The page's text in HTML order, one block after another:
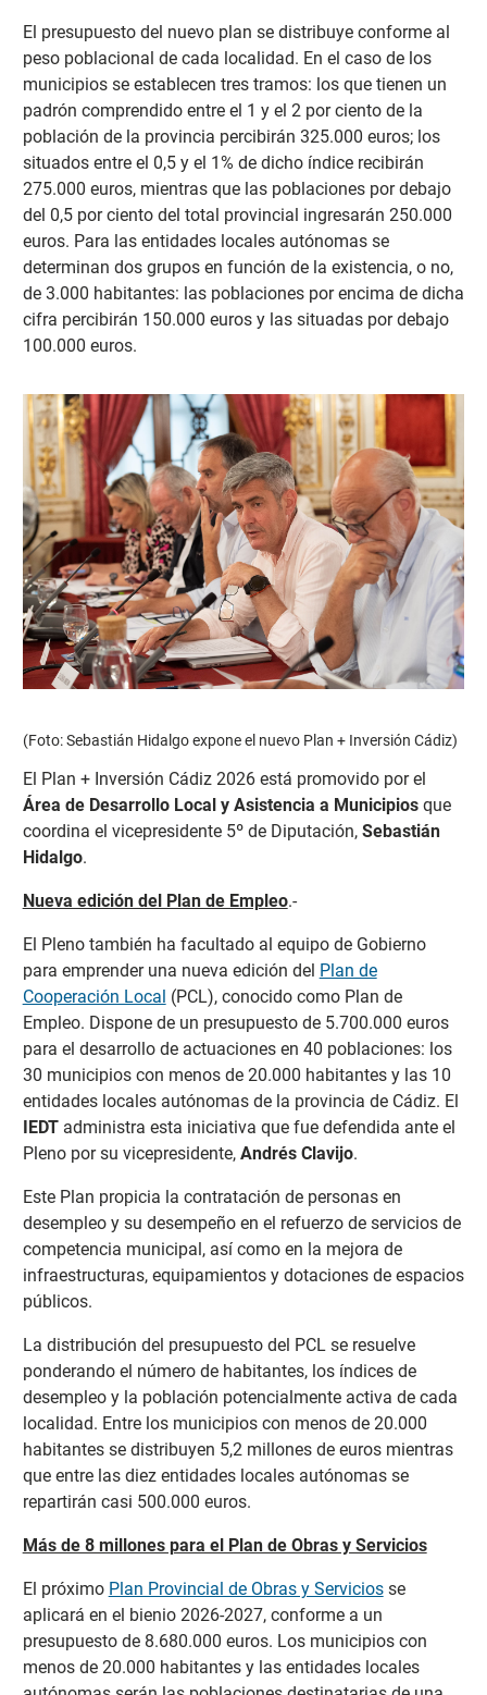
El presupuesto del nuevo plan se distribuye conforme al
peso poblacional de cada localidad. En el caso de los
municipios se establecen tres tramos: los que tienen un
padrón comprendido entre el 1 y el 2 por ciento de la
población de la provincia percibirán 325.000 euros; los
situados entre el 0,5 y el 1% de dicho índice recibirán
275.000 euros, mientras que las poblaciones por debajo
del 0,5 por ciento del total provincial ingresarán 250.000
euros. Para las entidades locales autónomas se
determinan dos grupos en función de la existencia, o no,
de 3.000 habitantes: las poblaciones por encima de dicha
cifra percibirán 150.000 euros y las situadas por debajo
100.000 euros.
(Foto: Sebastián Hidalgo expone el nuevo Plan + Inversión Cádiz)
El Plan + Inversión Cádiz 2026 está promovido por el
Área de Desarrollo Local y Asistencia a Municipiosque
coordina el vicepresidente 5º de Diputación, Sebastián
Hidalgo.
Nueva edición del Plan de Empleo.-
El Pleno también ha facultado al equipo de Gobierno
para emprender una nueva edición del Plan de
Cooperación Local (PCL), conocido como Plan de
Empleo. Dispone de un presupuesto de 5.700.000 euros
para el desarrollo de actuaciones en 40 poblaciones: los
30 municipios con menos de 20.000 habitantes y las 10
entidades locales autónomas de la provincia de Cádiz. El
IEDT administra esta iniciativa que fue defendida ante el
Pleno por su vicepresidente, Andrés Clavijo.
Este Plan propicia la contratación de personas en
desempleo y su desempeño en el refuerzo de servicios de
competencia municipal, así como en la mejora de
infraestructuras, equipamientos y dotaciones de espacios
públicos.
La distribución del presupuesto del PCL se resuelve
ponderando el número de habitantes, los índices de
desempleo y la población potencialmente activa de cada
localidad. Entre los municipios con menos de 20.000
habitantes se distribuyen 5,2 millones de euros mientras
que entre las diez entidades locales autónomas se
repartirán casi 500.000 euros.
Más de 8 millones para el Plan de Obras y Servicios
El próximo Plan Provincial de Obras y Serviciosse
aplicará en el bienio 2026-2027, conforme a un
presupuesto de 8.680.000 euros. Los municipios con
menos de 20.000 habitantes y las entidades locales